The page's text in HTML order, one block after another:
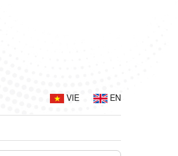
VIE EN